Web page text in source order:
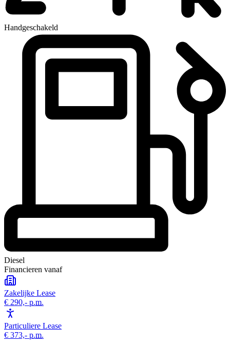
Handgeschakeld
Diesel
Financieren vanaf
Zakelijke Lease
€ 290,- p.m.
Particuliere Lease
€ 373,- p.m.